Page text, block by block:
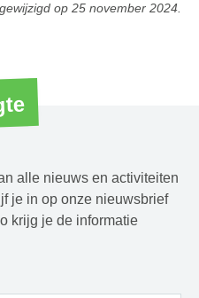
op 25 november 2024
alle nieuws en activiteiten
je in op onze nieuwsbrief
krijg je de informatie